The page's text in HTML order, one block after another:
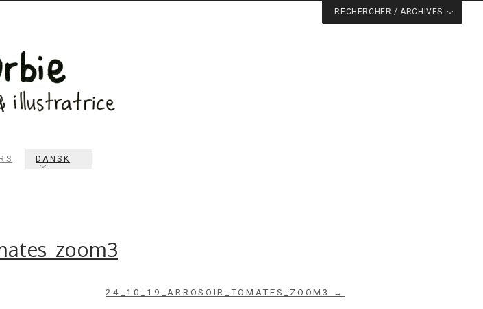
RECHERCHER / ARCHIVES
DANSK
24_10_19_ARROSOIR_TOMATES_ZOOM3 →